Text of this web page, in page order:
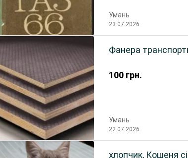
Умань
23.07.2026
100 грн.
Фанера
Умань
22.07.2026
хлопчик, Кошеня